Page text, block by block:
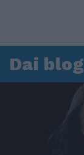
Dai blog